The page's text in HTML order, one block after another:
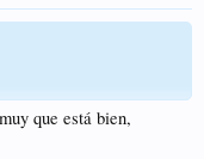
que está bien,